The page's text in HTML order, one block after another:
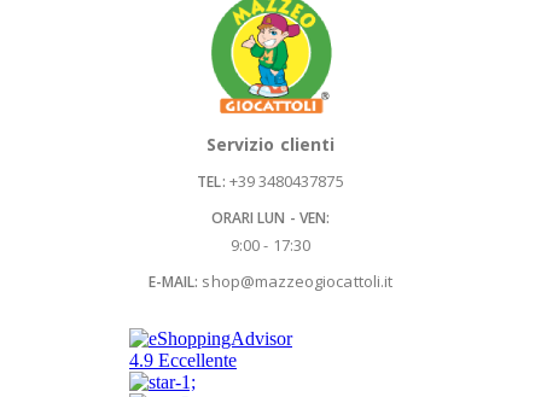
Servizio clienti
TEL: +39 3480437875
ORARI LUN - VEN:
9:00 - 17:30
E-MAIL: shop@mazzeogiocattoli.it